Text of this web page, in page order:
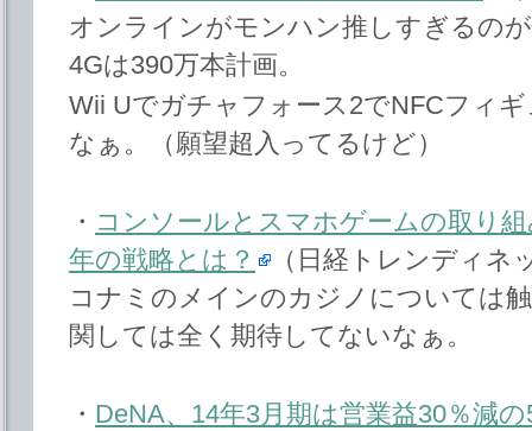
オンラインがモンハン推しすぎるの
4Gは390万本計画。
Wii Uでガチャフォース2でNFCフィ
なぁ。（願望超入ってるけど）
・ コンソールとスマホゲームの取り
年の戦略とは？
（日経トレンディネ
コナミのメインのカジノについては
関しては全く期待してないなぁ。
・ DeNA、14年3月期は営業益30％減